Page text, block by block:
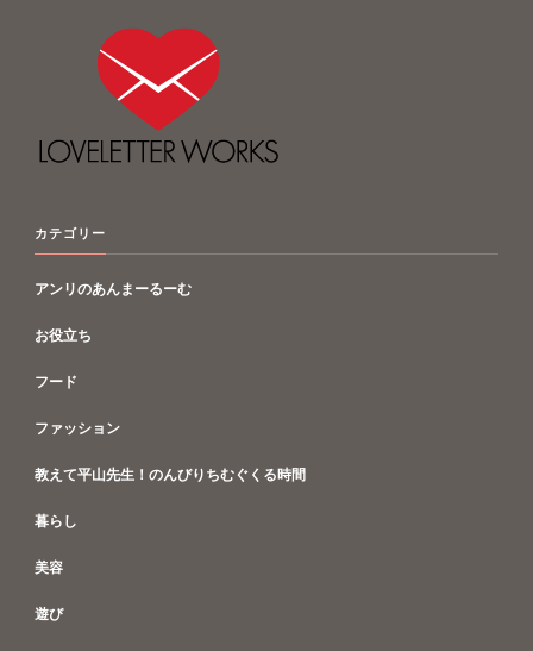
カテゴリー
アンリのあんまーるーむ
お役立ち
フード
ファッション
教えて平山先生！のんびりちむぐくる時間
暮らし
美容
遊び